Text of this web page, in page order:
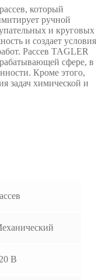
который
ручной
и круговых
и создает условия
Рассев TAGLER
сфере, в
Кроме этого,
задач химической и
В